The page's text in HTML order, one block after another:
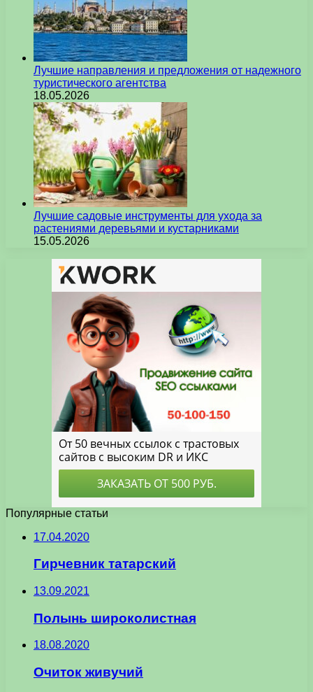
Лучшие направления и предложения от надежного
туристического агентства
18.05.2026
Лучшие садовые инструменты для ухода за
растениями деревьями и кустарниками
15.05.2026
Популярные статьи
17.04.2020
Гирчевник татарский
13.09.2021
Полынь широколистная
18.08.2020
Очиток живучий